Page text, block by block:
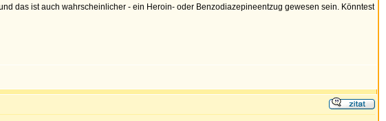
das ist auch wahrscheinlicher - ein Heroin- oder Benzodiazepineentzug gewesen sein. Könntest